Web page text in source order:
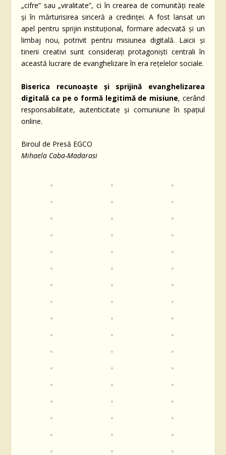
„cifre” sau „viralitate”, ci în crearea de comunități reale
și în mărturisirea sinceră a credinței. A fost lansat un
apel pentru sprijin instituțional, formare adecvată și un
limbaj nou, potrivit pentru misiunea digitală. Laicii și
tinerii creativi sunt considerați protagoniști centrali în
această lucrare de evanghelizare în era rețelelor sociale.
Biserica recunoaște și sprijină evanghelizarea
digitală ca pe o formă legitimă de misiune, cerând
responsabilitate, autenticitate și comuniune în spațiul
online.
Biroul de Presă EGCO
Mihaela Caba-Madarasi